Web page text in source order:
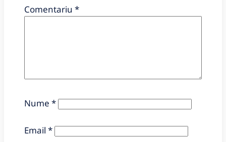
Comentariu *
Nume *
Email *